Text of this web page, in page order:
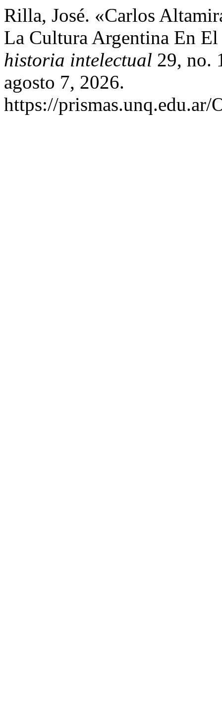
Rilla, José. «Carlos
La Cultura Argentina En
historia intelectual 29, no.
agosto 7, 2026.
https://